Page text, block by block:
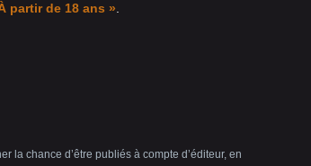
partir de 18 ans ».
la chance d’être publiés à compte d’éditeur, en